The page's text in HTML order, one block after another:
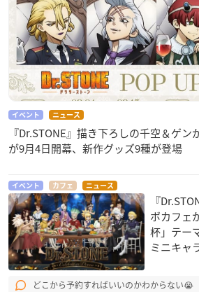
イベント ニュース
『Dr.STONE』描き下ろしの千空＆ゲン
が9月4日開幕、新作グッズ9種が登場
イベント カフェ ニュース
『
ボカフェ
杯」テー
ミニキャ
どこから予約すればいいのかわからない😭